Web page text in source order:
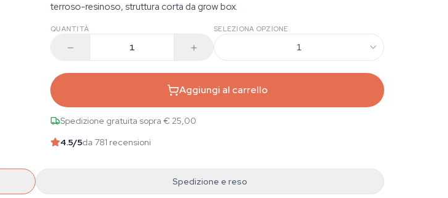
terroso-resinoso, struttura corta da grow box.
QUANTITÀ SELEZIONA OPZIONE
1
Aggiungi al carrello
Spedizione gratuita sopra € 25,00
4.5/5da 781 recensioni
Spedizione e reso